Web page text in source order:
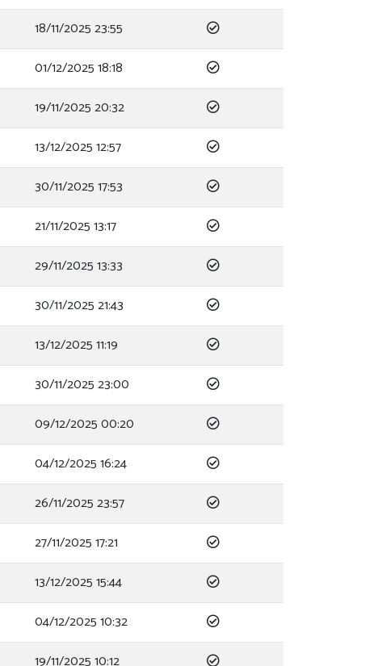
18/11/2025 23:55
01/12/2025 18:18
19/11/2025 20:32
13/12/2025 12:57
30/11/2025 17:53
21/11/2025 13:17
29/11/2025 13:33
30/11/2025 21:43
13/12/2025 11:19
30/11/2025 23:00
09/12/2025 00:20
04/12/2025 16:24
26/11/2025 23:57
27/11/2025 17:21
13/12/2025 15:44
04/12/2025 10:32
19/11/2025 10:12